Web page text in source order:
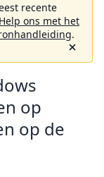
recente
Help ons met het
.
op
op de